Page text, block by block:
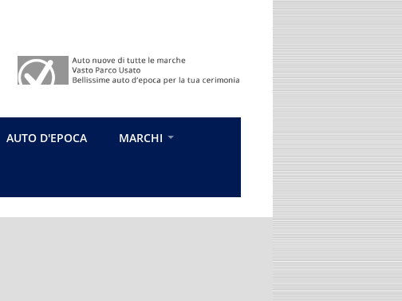
AUTO D'EPOCA MARCHI